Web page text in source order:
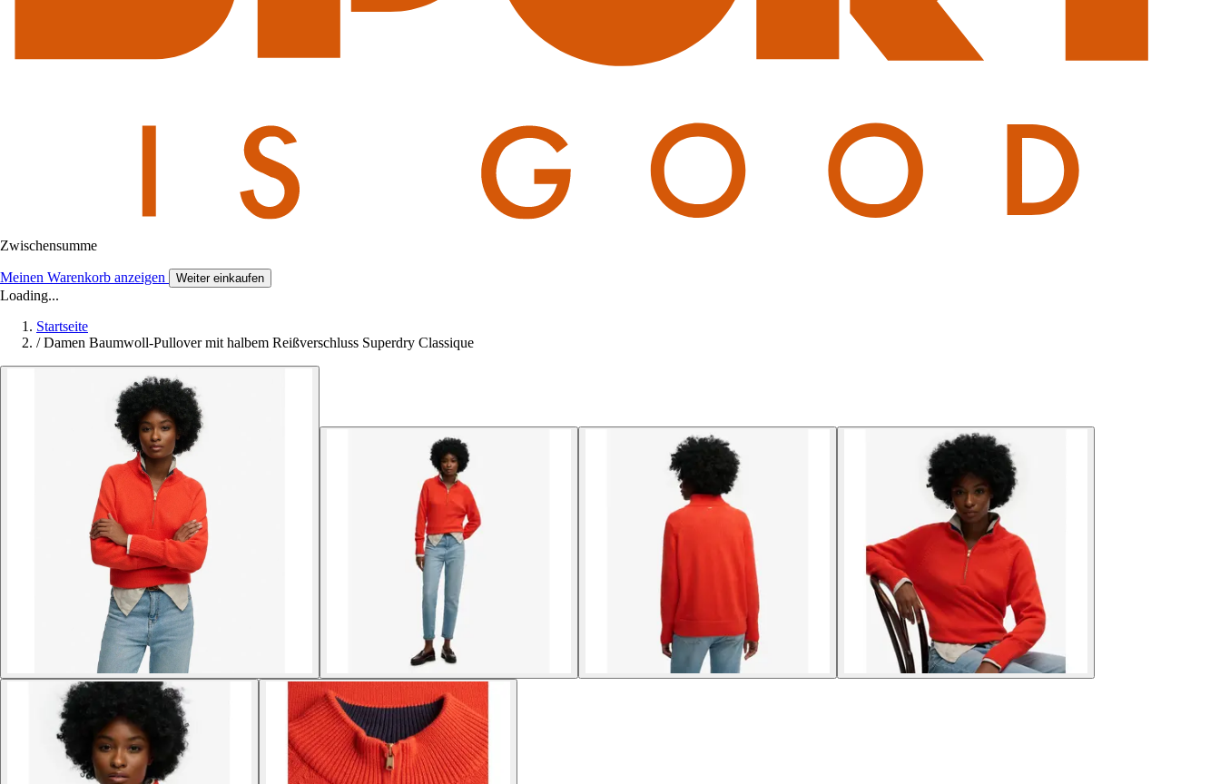
Zwischensumme
Meinen Warenkorb anzeigen Weiter einkaufen
Loading...
Startseite
/ Damen Baumwoll-Pullover mit halbem Reißverschluss Superdry Classique